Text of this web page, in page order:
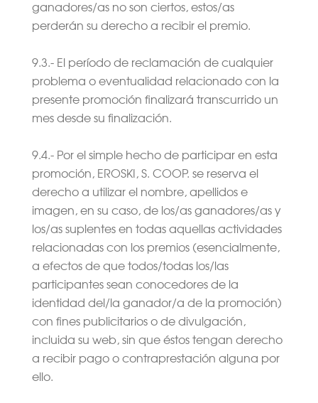
ganadores/as no son ciertos, estos/as
perderán su derecho a recibir el premio.
9.3.- El período de reclamación de cualquier
problema o eventualidad relacionado con la
presente promoción finalizará transcurrido un
mes desde su finalización.
9.4.- Por el simple hecho de participar en esta
promoción, EROSKI, S. COOP. se reserva el
derecho a utilizar el nombre, apellidos e
imagen, en su caso, de los/as ganadores/as y
los/as suplentes en todas aquellas actividades
relacionadas con los premios (esencialmente,
a efectos de que todos/todas los/las
participantes sean conocedores de la
identidad del/la ganador/a de la promoción)
con fines publicitarios o de divulgación,
incluida su web, sin que éstos tengan derecho
a recibir pago o contraprestación alguna por
ello.